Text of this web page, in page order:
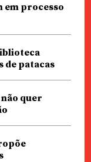
em processo
de patacas
quer